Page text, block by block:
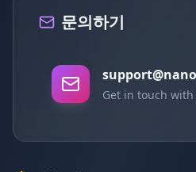
문의하기
Get in touch with